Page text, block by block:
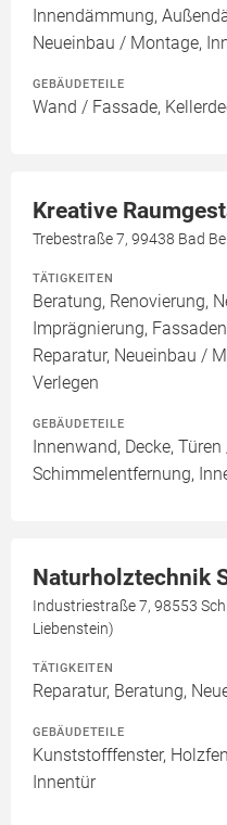
Innendämmung,
Neueinbau / Montage,
GEBÄUDETEILE
Wand / Fassade,
Kreative
Trebestraße 7, 99438 Bad
TÄTIGKEITEN
Beratung, Renovierung,
Imprägnierung,
Reparatur, Neueinbau /
Verlegen
GEBÄUDETEILE
Innenwand, Decke,
Schimmelentfernung,
Naturholztechnik
Industriestraße 7, 98553
Liebenstein)
TÄTIGKEITEN
Reparatur, Beratung,
GEBÄUDETEILE
Kunststofffenster,
Innentür